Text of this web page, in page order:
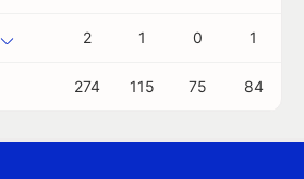
2 1 0 1
274 115 75 84